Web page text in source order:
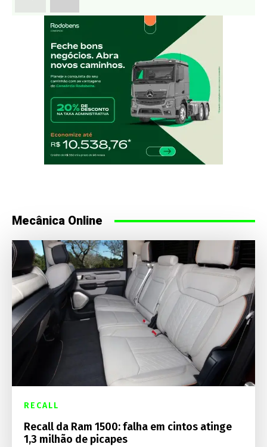
Mecânica Online
RECALL
Recall da Ram 1500: falha em cintos atinge
1,3 milhão de picapes